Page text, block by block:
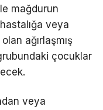
mağdurun
veya
ağırlaşmış
çocuklar
veya